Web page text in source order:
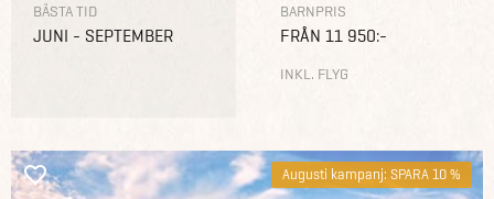
BÄSTA TID
JUNI - SEPTEMBER
BARNPRIS
FRÅN 11 950:-
INKL. FLYG
Augusti kampanj: SPARA 10 %